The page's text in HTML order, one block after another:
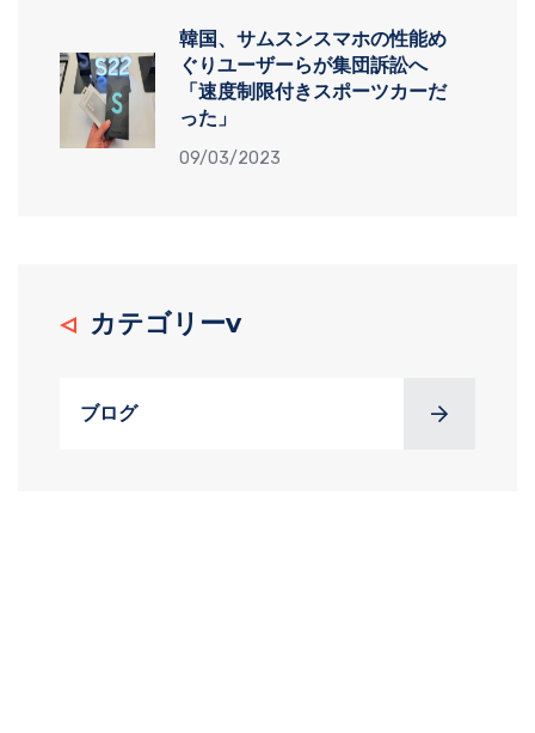
韓国、サムスンスマホの性能め
ぐりユーザーらが集団訴訟へ
「速度制限付きスポーツカーだ
った」
09/03/2023
カテゴリーv
ブログ